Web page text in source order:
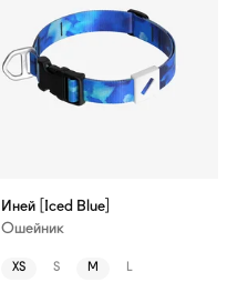
Иней [Iced Blue]
Ошейник
XS S M L